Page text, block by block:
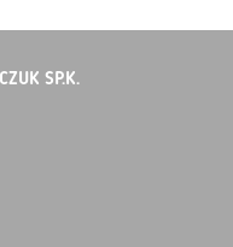
SP.K.